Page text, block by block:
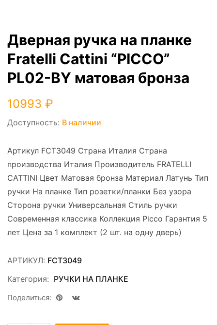
Дверная ручка на планке
Fratelli Cattini “PICCO”
PL02-BY матовая бронза
10993 ₽
Доступность: В наличии
Артикул FCT3049 Страна Италия Страна
производства Италия Производитель FRATELLI
CATTINI Цвет Матовая бронза Материал Латунь Тип
ручки На планке Тип розетки/планки Без узора
Сторона ручки Универсальная Стиль ручки
Современная классика Коллекция Picco Гарантия 5
лет Цена за 1 комплект (2 шт. на одну дверь)
АРТИКУЛ: FCT3049
Категория: РУЧКИ НА ПЛАНКЕ
Поделиться: